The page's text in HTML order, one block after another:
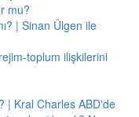
mu?
| Sinan Ülgen ile
toplum ilişkilerini
| Kral Charles ABD'de